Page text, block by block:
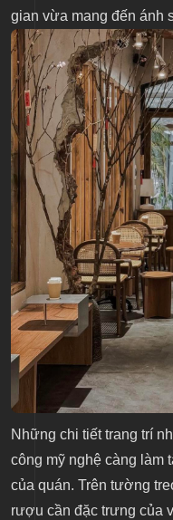
gian vừa mang đến ánh
Những chi tiết trang trí
công mỹ nghệ càng làm
của quán. Trên tường
rượu cần đặc trưng của